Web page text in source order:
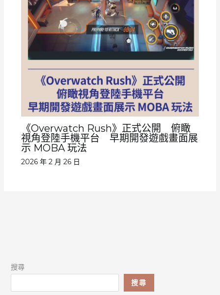
《Overwatch Rush》正式公開 俯瞰
視角登陸手機平台 早期開發遊戲畫面展
示 MOBA 玩法
2026 年 2 月 26 日
搜尋
搜尋